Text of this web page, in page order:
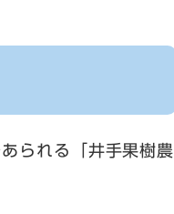
られる「井手果樹農